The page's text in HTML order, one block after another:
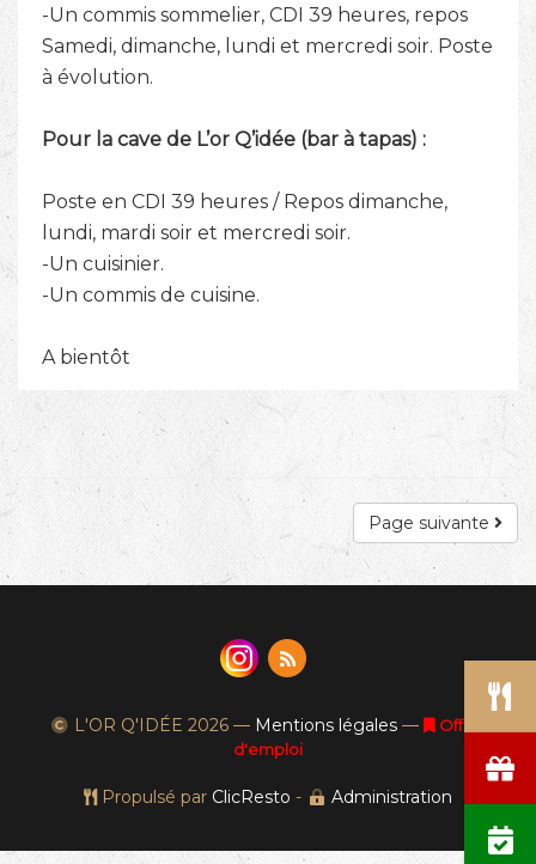
-Un commis sommelier, CDI 39 heures, repos
Samedi, dimanche, lundi et mercredi soir. Poste
à évolution.
Pour la cave de L’or Q’idée (bar à tapas) :
Poste en CDI 39 heures / Repos dimanche,
lundi, mardi soir et mercredi soir.
-Un cuisinier.
-Un commis de cuisine.
A bientôt
Page suivante
L'OR Q'IDÉE 2026 — Mentions légales —
Offres
d'emploi
Propulsé par ClicResto - Administration